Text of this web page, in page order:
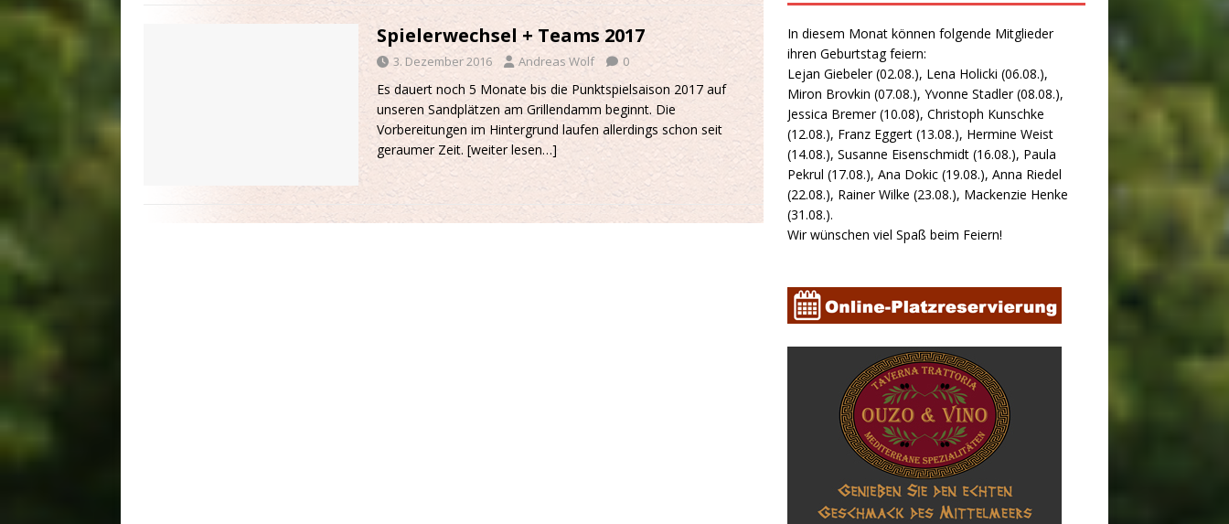
Spielerwechsel + Teams 2017
3. Dezember 2016 Andreas Wolf 0
Es dauert noch 5 Monate bis die Punktspielsaison 2017 auf
unseren Sandplätzen am Grillendamm beginnt. Die
Vorbereitungen im Hintergrund laufen allerdings schon seit
geraumer Zeit. [weiter lesen…]
In diesem Monat können folgende Mitglieder
ihren Geburtstag feiern:
Lejan Giebeler (02.08.), Lena Holicki (06.08.),
Miron Brovkin (07.08.), Yvonne Stadler (08.08.),
Jessica Bremer (10.08), Christoph Kunschke
(12.08.), Franz Eggert (13.08.), Hermine Weist
(14.08.), Susanne Eisenschmidt (16.08.), Paula
Pekrul (17.08.), Ana Dokic (19.08.), Anna Riedel
(22.08.), Rainer Wilke (23.08.), Mackenzie Henke
(31.08.).
Wir wünschen viel Spaß beim Feiern!